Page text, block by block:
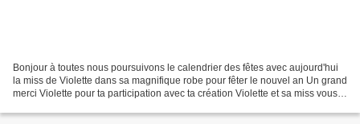
Bonjour à toutes nous poursuivons le calendrier des fêtes avec aujourd'hui
la miss de Violette dans sa magnifique robe pour fêter le nouvel an Un grand
merci Violette pour ta participation avec ta création Violette et sa miss vous